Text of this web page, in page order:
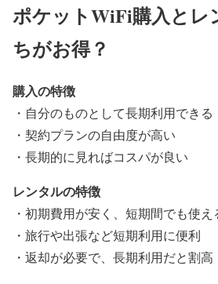
ポケットWiFi購入とレ
ちがお得？
購入の特徴
・自分のものとして長期利用できる
・契約プランの自由度が高い
・長期的に見ればコスパが良い
レンタルの特徴
・初期費用が安く、短期間でも使え
・旅行や出張など短期利用に便利
・返却が必要で、長期利用だと割高